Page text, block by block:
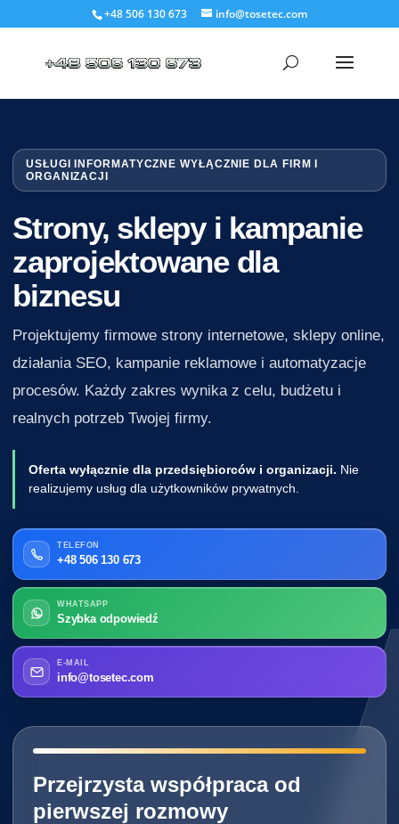
+48 506 130 673 info@tosetec.com
USŁUGI INFORMATYCZNE WYŁĄCZNIE DLA FIRM I
ORGANIZACJI
Strony, sklepy i kampanie
zaprojektowane dla
biznesu
Projektujemy firmowe strony internetowe, sklepy online,
działania SEO, kampanie reklamowe i automatyzacje
procesów. Każdy zakres wynika z celu, budżetu i
realnych potrzeb Twojej firmy.
Oferta wyłącznie dla przedsiębiorców i organizacji. Nie
realizujemy usług dla użytkowników prywatnych.
TELEFON
+48 506 130 673
WHATSAPP
Szybka odpowiedź
E-MAIL
info@tosetec.com
━━━━━━━━━━━━━━━━━━━━━━━━━━━━
Przejrzysta współpraca od
pierwszej rozmowy